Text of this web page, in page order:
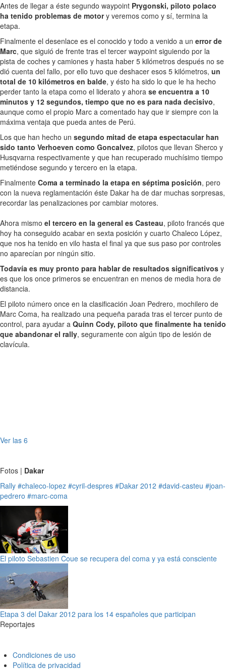
Antes de llegar a éste segundo waypoint Prygonski, piloto polaco
ha tenido problemas de motory veremos como y sí, termina la
etapa.
Finalmente el desenlace es el conocido y todo a venido a un error de
Marc, que siguió de frente tras el tercer waypoint siguiendo por la
pista de coches y camiones y hasta haber 5 kilómetros después no se
dió cuenta del fallo, por ello tuvo que deshacer esos 5 kilómetros, un
total de 10 kilómetros en balde, y ésto ha sido lo que le ha hecho
perder tanto la etapa como el liderato y ahora se encuentra a 10
minutos y 12 segundos, tiempo que no es para nada decisivo,
aunque como el propio Marc a comentado hay que ir siempre con la
máxima ventaja que pueda antes de Perú.
Los que han hecho un segundo mitad de etapa espectacular han
sido tanto Verhoeven como Goncalvez, pilotos que llevan Sherco y
Husqvarna respectivamente y que han recuperado muchísimo tiempo
metiéndose segundo y tercero en la etapa.
Finalmente Coma a terminado la etapa en séptima posición, pero
con la nueva reglamentación éste Dakar ha de dar muchas sorpresas,
recordar las penalizaciones por cambiar motores.
Ahora mismo el tercero en la general es Casteau, piloto francés que
hoy ha conseguido acabar en sexta posición y cuarto Chaleco López,
que nos ha tenido en vilo hasta el final ya que sus paso por controles
no aparecían por ningún sitio.
Todavía es muy pronto para hablar de resultados significativos y
es que los once primeros se encuentran en menos de media hora de
distancia.
El piloto número once en la clasificación Joan Pedrero, mochilero de
Marc Coma, ha realizado una pequeña parada tras el tercer punto de
control, para ayudar a Quinn Cody, piloto que finalmente ha tenido
que abandonar el rally, seguramente con algún tipo de lesión de
clavícula.
Ver las 6
Fotos | Dakar
Rally #chaleco-lopez #cyril-despres #Dakar 2012 #david-casteu #joan-
pedrero #marc-coma
El piloto Sebastien Coue se recupera del coma y ya está consciente
Etapa 3 del Dakar 2012 para los 14 españoles que participan
Reportajes
Condiciones de uso
Política de privacidad